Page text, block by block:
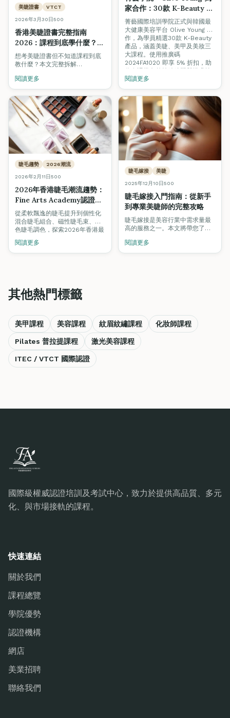
美睫證書 VTCT
2026年3月30日500
香港美睫證書完整指南
2026：課程到底學什麼？真
實技術、考試例子 + 職場應
用全拆解
想考美睫證書但不知道課程到底
教什麼？本文完整拆解
操模塊、考試情境題、真實技術
教學，以及如何在香港開展美睫
事業。
閱讀更多
家合作：30款 K-Beauty 精
選產品助你課堂內外提升美
容技術
菁藝國際培訓學院正式與韓國最
大健康美容平台 Olive Young 合
作，為學員精選30款 K-Beauty
產品，涵蓋美睫、美甲及美妝三
大課程。使用推廣碼
2024FA1020 即享 5% 折扣，助
術。
閱讀更多
睫毛趨勢 2026潮流
2026年2月11日500
2026年香港睫毛潮流趨勢：
Fine Arts Academy認證美
睫課程助你提升專業技能
從柔軟飄逸的睫毛提升到個性化
混合睫毛組合、磁性睫毛束、彩
色睫毛調色，探索2026年香港最
熱門的睫毛趨勢，以及Fine Arts
Academy的VTCT/ITEC認證課程
如何助你在蓬勃發展的美睫市場
閱讀更多
睫毛嫁接 美睫
2025年12月10日500
睫毛嫁接入門指南：從新手
到專業美睫師的完整攻略
睫毛嫁接是美容行業中需求量最
高的服務之一。本文將帶您了解
成為一名專業的美睫師。
閱讀更多
其他熱門標籤
美甲課程 美容課程 紋眉紋繡課程 化妝師課程
Pilates 普拉提課程 激光美容課程
ITEC / VTCT 國際認證
國際級權威認證培訓及考試中心，致力於提供高品質、多元
化、與市場接軌的課程。
快速連結
關於我們
課程總覽
學院優勢
認證機構
網店
美業招聘
聯絡我們